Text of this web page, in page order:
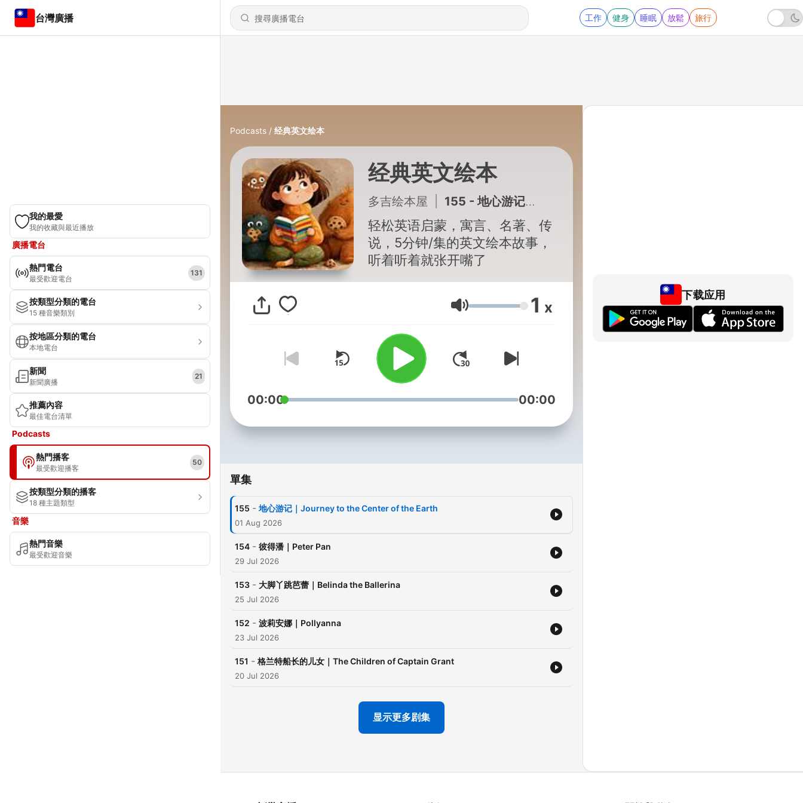
台灣廣播 工作 健身 睡眠 放鬆 旅行
我的最愛
我的收藏與最近播放
廣播電台
熱門電台
最受歡迎電台
131
按類型分類的電台
15 種音樂類別
按地區分類的電台
本地電台
新聞
新聞廣播
21
推薦內容
最佳電台清單
Podcasts
熱門播客
最受歡迎播客
50
按類型分類的播客
18 種主題類型
音樂
熱門音樂
最受歡迎音樂
Podcasts 经典英文绘本
经典英文绘本
多吉绘本屋 155 - 地心游记｜Journey to the Center of the Earth
轻松英语启蒙，寓言、名著、传
说，5分钟/集的英文绘本故事，
听着听着就张开嘴了
音量 1 x
00:00 00:00
單集
155 - 地心游记｜Journey to the Center of the Earth
01 Aug 2026
154 - 彼得潘｜Peter Pan
29 Jul 2026
153 - 大脚丫跳芭蕾｜Belinda the Ballerina
25 Jul 2026
152 - 波莉安娜｜Pollyanna
23 Jul 2026
151 - 格兰特船长的儿女｜The Children of Captain Grant
20 Jul 2026
显示更多剧集
下载应用